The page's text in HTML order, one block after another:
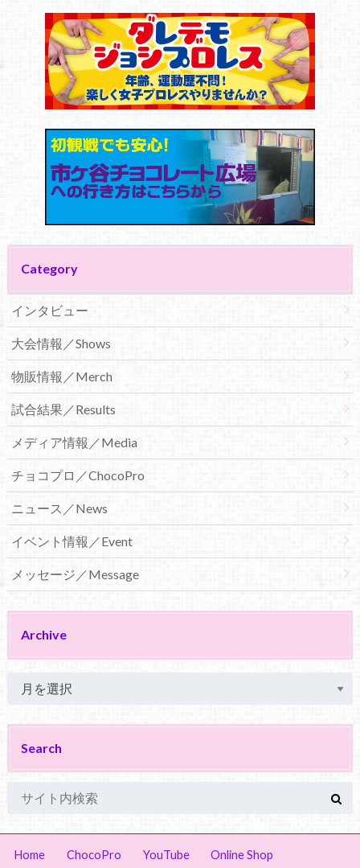
Category
インタビュー
大会情報／Shows
物販情報／Merch
試合結果／Results
メディア情報／Media
チョコプロ／ChocoPro
ニュース／News
イベント情報／Event
メッセージ／Message
Archive
Search
Home ChocoPro YouTube Online Shop